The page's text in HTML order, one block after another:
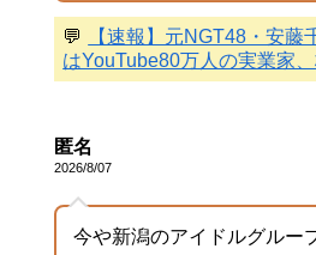
💬
【速報】元NGT48・安
はYouTube80万人の実業家、
匿名
2026/8/07
今や新潟のアイドルグルー